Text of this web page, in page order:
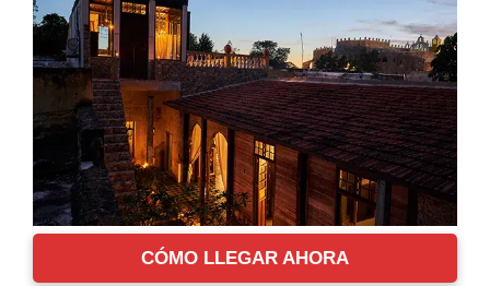
CÓMO LLEGAR AHORA